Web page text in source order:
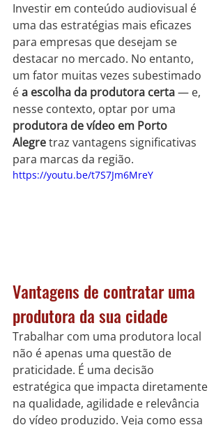
Investir em conteúdo audiovisual é
uma das estratégias mais eficazes
para empresas que desejam se
destacar no mercado. No entanto,
um fator muitas vezes subestimado
é a escolha da produtora certa — e,
nesse contexto, optar por uma
produtora de vídeo em Porto
Alegre traz vantagens significativas
para marcas da região.
https://youtu.be/t7S7Jm6MreY
Vantagens de contratar uma
produtora da sua cidade
Trabalhar com uma produtora local
não é apenas uma questão de
praticidade. É uma decisão
estratégica que impacta diretamente
na qualidade, agilidade e relevância
do vídeo produzido. Veja como essa